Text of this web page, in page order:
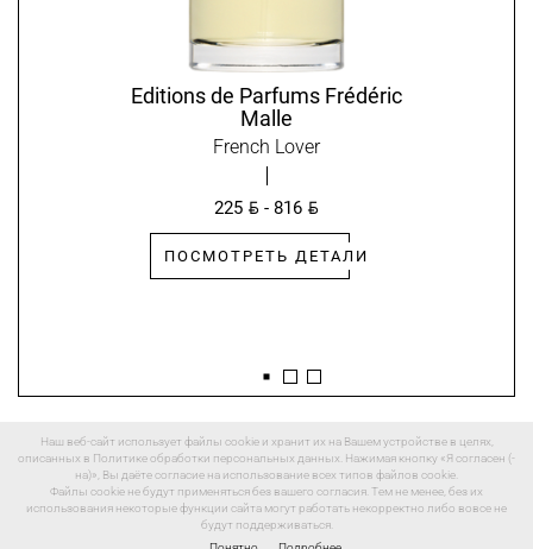
Наш веб-сайт использует файлы cookie и хранит их на Вашем устройстве в целях,
описанных в Политике обработки персональных данных. Нажимая кнопку «Я согласен (-
на)», Вы даёте согласие на использование всех типов файлов cookie.
Файлы cookie не будут применяться без вашего согласия. Тем не менее, без их
использования некоторые функции сайта могут работать некорректно либо вовсе не
будут поддерживаться.
Editions de Parfums Frédéric
Malle
French Lover
225 BYN - 816 BYN
ПОСМОТРЕТЬ ДЕТАЛИ